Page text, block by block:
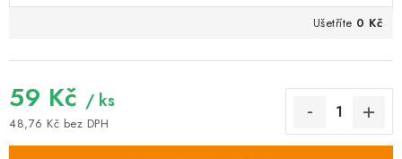
Ušetříte 0 Kč
59 Kč / ks
48,76 Kč bez DPH